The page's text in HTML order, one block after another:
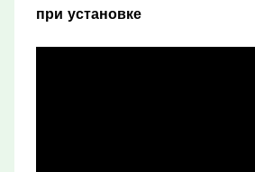
при установке